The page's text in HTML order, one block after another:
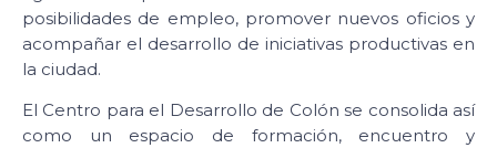
posibilidades de empleo, promover nuevos oficios y
acompañar el desarrollo de iniciativas productivas en
la ciudad.
El Centro para el Desarrollo de Colón se consolida así
como un espacio de formación, encuentro y